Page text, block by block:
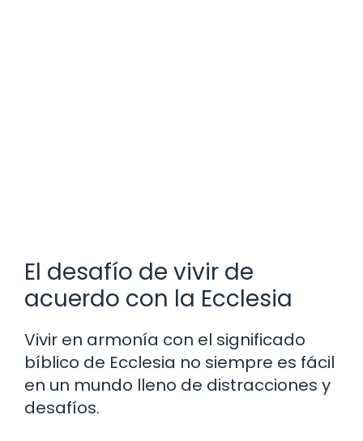
El desafío de vivir de
acuerdo con la Ecclesia
Vivir en armonía con el significado
bíblico de Ecclesia no siempre es fácil
en un mundo lleno de distracciones y
desafíos.